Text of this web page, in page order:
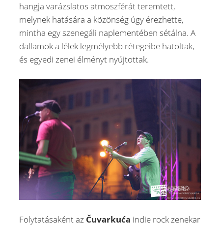
hangja varázslatos atmoszférát teremtett,
melynek hatására a közönség úgy érezhette,
mintha egy szenegáli naplementében sétálna. A
dallamok a lélek legmélyebb rétegeibe hatoltak,
és egyedi zenei élményt nyújtottak.
Folytatásaként az Čuvarkuća indie rock zenekar